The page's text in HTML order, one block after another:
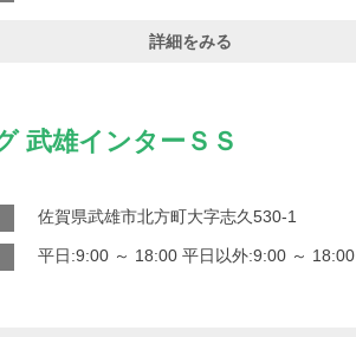
詳細をみる
武雄インターＳＳ
佐賀県武雄市北方町大字志久530-1
平日:9:00 ～ 18:00 平日以外:9:00 ～ 18:00